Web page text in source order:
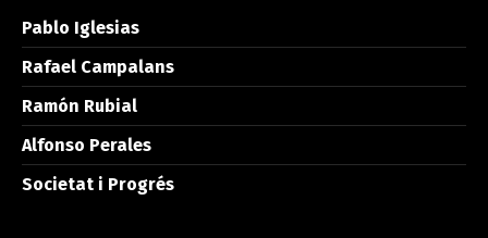
Pablo Iglesias
Rafael Campalans
Ramón Rubial
Alfonso Perales
Societat i Progrés